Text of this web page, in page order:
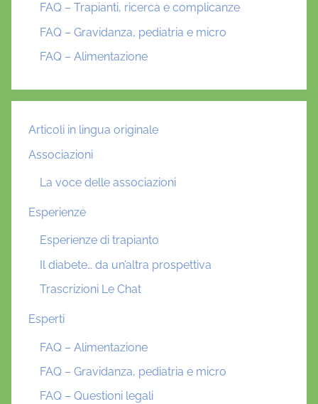
FAQ – Trapianti, ricerca e complicanze
FAQ – Gravidanza, pediatria e micro
FAQ – Alimentazione
Articoli in lingua originale
Associazioni
La voce delle associazioni
Esperienze
Esperienze di trapianto
Il diabete… da un’altra prospettiva
Trascrizioni Le Chat
Esperti
FAQ – Alimentazione
FAQ – Gravidanza, pediatria e micro
FAQ – Questioni legali